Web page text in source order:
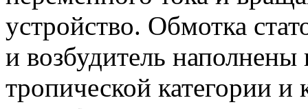
устройство. Обмотка
и возбудитель
тропической категории и